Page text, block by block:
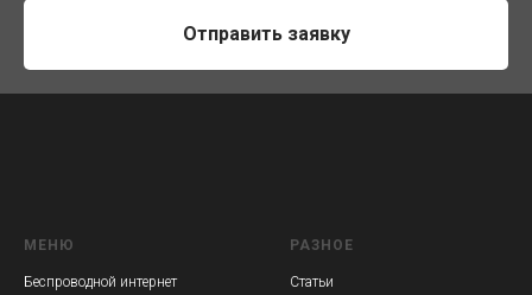
Отправить заявку
МЕНЮ
Беспроводной интернет
РАЗНОЕ
Статьи